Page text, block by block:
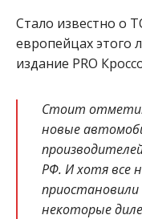
Стало известно о
европейцах этого
издание PRO
Стоит
новые
РФ. И хотя все
приостановили
некоторые